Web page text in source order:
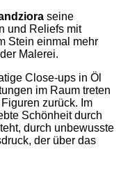
seine
und Reliefs mit
Stein einmal mehr
Malerei.
Close-ups in Öl
im Raum treten
zurück. Im
Schönheit durch
durch unbewusste
der über das